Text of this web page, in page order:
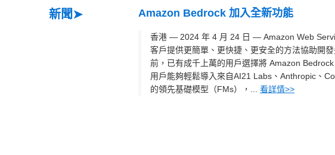
新聞➤ Amazon Bedrock 加入全新功能
香港 — 2024 年 4 月 24 日 — Amazon Web
客戶提供更簡單、更快捷、更安全的方法協助開
前，已有成千上萬的用戶選擇將 Amazon
用戶能夠輕鬆導入來自AI21 Labs、Anthropic、
的領先基礎模型（FMs），... 看詳情>>